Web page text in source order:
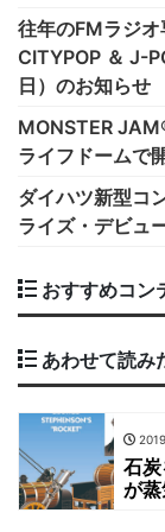
往年のFMラジ
CITYPOP ＆ J-
日）のお知らせ
MONSTER
ライフドームで
ダイハツ新型コ
ライズ・デビュ
おすすめコン
あわせて読み
石
が